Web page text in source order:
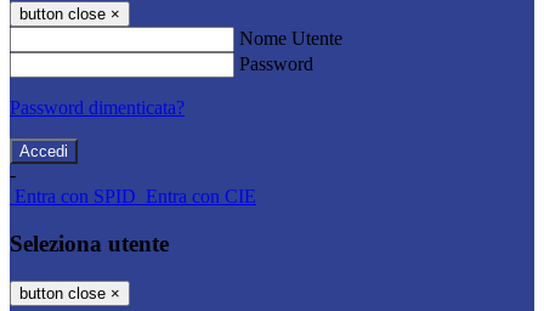
button close ×
Nome Utente
Password
Password dimenticata?
-
Entra con SPID Entra con CIE
Seleziona utente
button close ×